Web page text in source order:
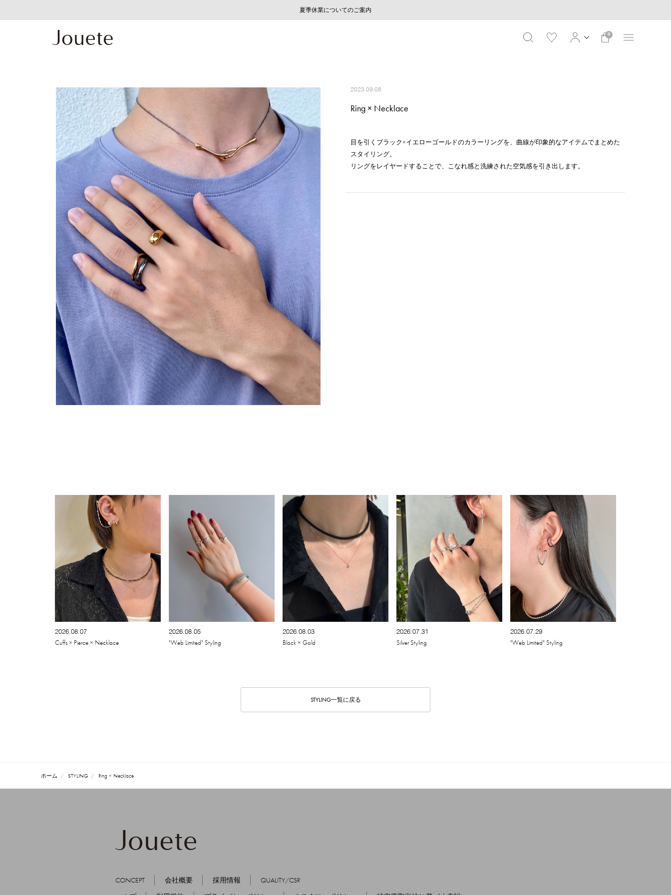
採用のご案内
ご注文いただいたお品物のお届け状況について
夏季休業についてのご案内
WEB LIMITED ITEMS >>
採用のご案内
ご注文いただいたお品物のお届け状況について
0
2023.09.08
Ring × Necklace
目を引くブラック×イエローゴールドのカラーリングを、曲線が印象的なアイテムでまとめた
スタイリング。
リングをレイヤードすることで、こなれ感と洗練された空気感を引き出します。
2026.08.07
Cuffs × Pierce × Necklace
2026.08.05
"Web Limited" Styling
2026.08.03
Black × Gold
2026.07.31
Silver Styling
2026.07.29
"Web Limited" Styling
STYLING一覧に戻る
ホーム STYLING Ring × Necklace
CONCEPT 会社概要 採用情報
QUALITY/CSR